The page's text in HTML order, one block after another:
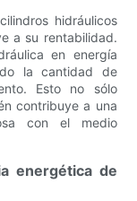
hidráulicos
a su rentabilidad.
en energía
la cantidad de
Esto no sólo
contribuye a una
con el medio
energética de